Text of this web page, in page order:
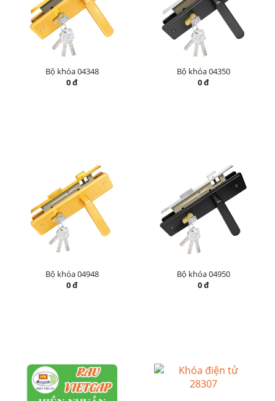
Bộ khóa 04348
0 đ
Bộ khóa 04350
0 đ
Bộ khóa 04948
0 đ
Bộ khóa 04950
0 đ